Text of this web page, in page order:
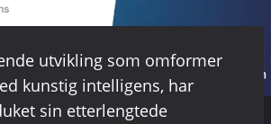
utvikling som omformer
kunstig intelligens, har
sin etterlengtede